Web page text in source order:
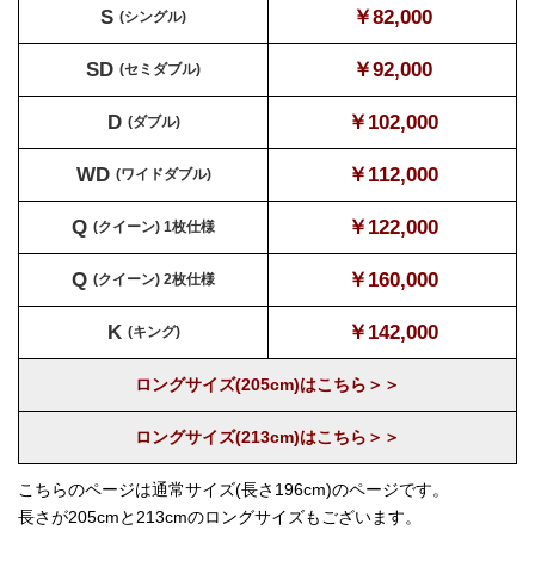
S (シングル) ￥82,000
SD (セミダブル) ￥92,000
D (ダブル) ￥102,000
WD (ワイドダブル) ￥112,000
Q (クイーン) 1枚仕様 ￥122,000
Q (クイーン) 2枚仕様 ￥160,000
K (キング) ￥142,000
ロングサイズ(205cm)はこちら＞＞
ロングサイズ(213cm)はこちら＞＞
こちらのページは通常サイズ(長さ196cm)のページです。
長さが205cmと213cmのロングサイズもございます。